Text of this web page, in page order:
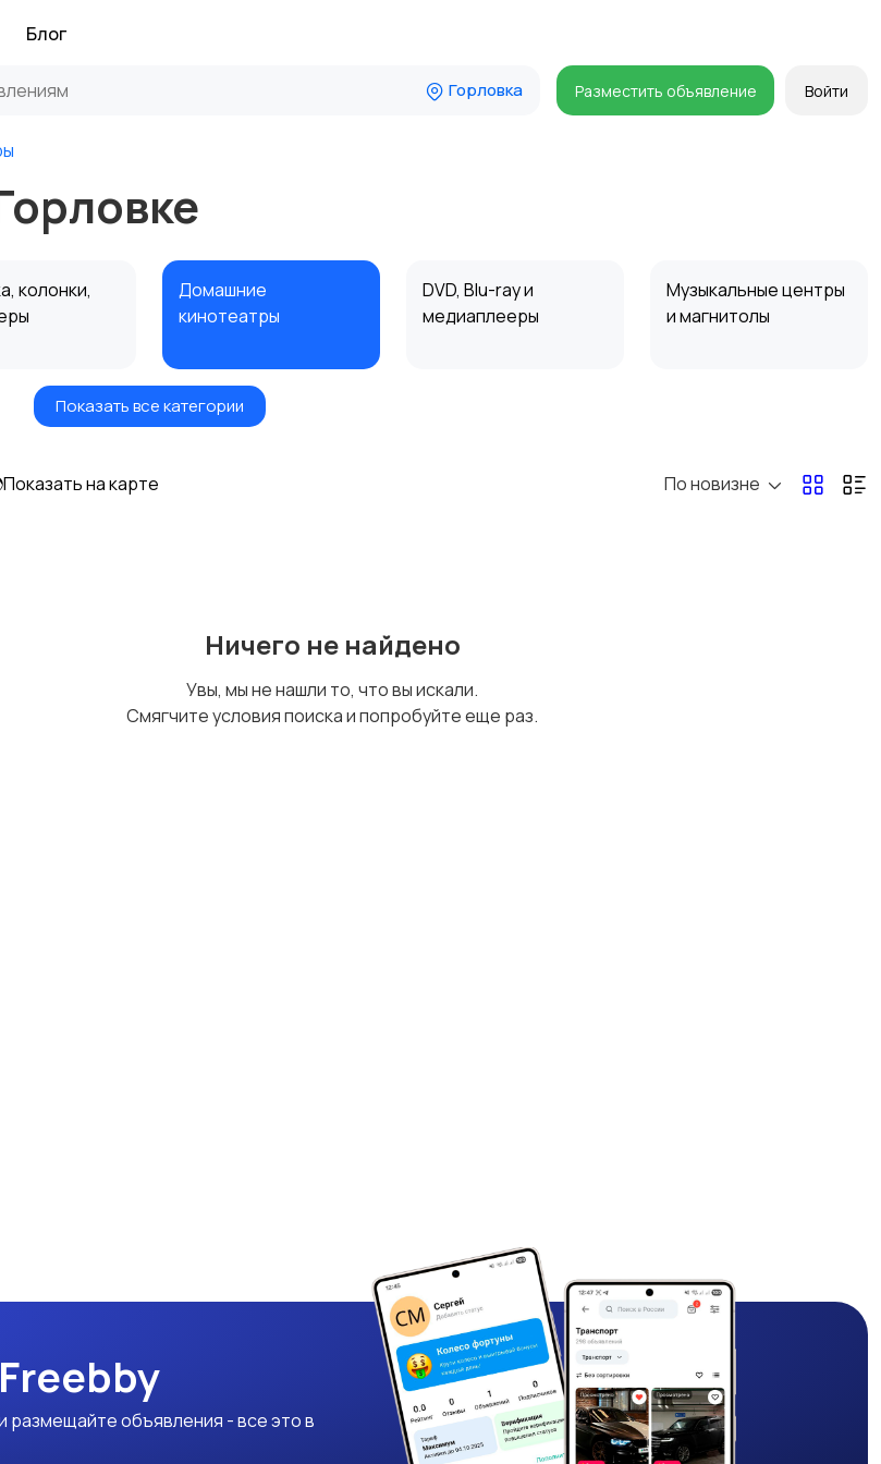
Блог
Горловка Разместить объявление Войти
колонки,
Домашние
кинотеатры
DVD, Blu-ray и
медиаплееры
Музыкальные центры
и магнитолы
и
Аудиоусилители и
Показать все категории
на карте По новизне
Ничего не найдено
Увы, мы не нашли то, что вы искали.
Смягчите условия поиска и попробуйте еще раз.
размещайте объявления - все это в